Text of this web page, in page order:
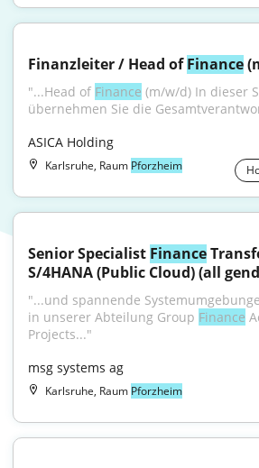
Finanzleiter / Head of Finance
"...Head of Finance (m/w/d) In dieser
übernehmen Sie die
ASICA Holding
Karlsruhe, Raum Pforzheim
Senior Specialist Finance
S/4HANA (Public Cloud) (all
"...und spannende
in unserer Abteilung Group Finance
Projects..."
msg systems ag
Karlsruhe, Raum Pforzheim